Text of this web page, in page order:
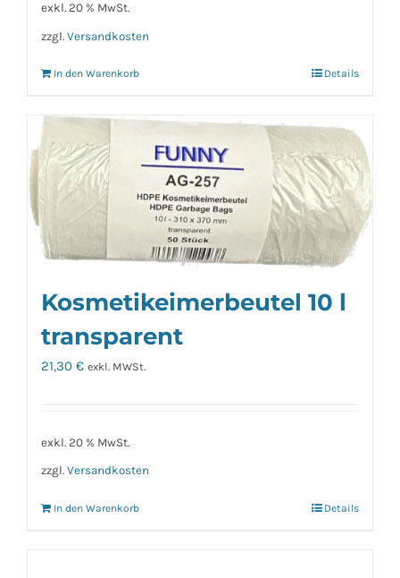
exkl. 20 % MwSt.
zzgl. Versandkosten
In den Warenkorb Details
Kosmetikeimerbeutel 10 l
transparent
21,30 € exkl. MWSt.
exkl. 20 % MwSt.
zzgl. Versandkosten
In den Warenkorb Details